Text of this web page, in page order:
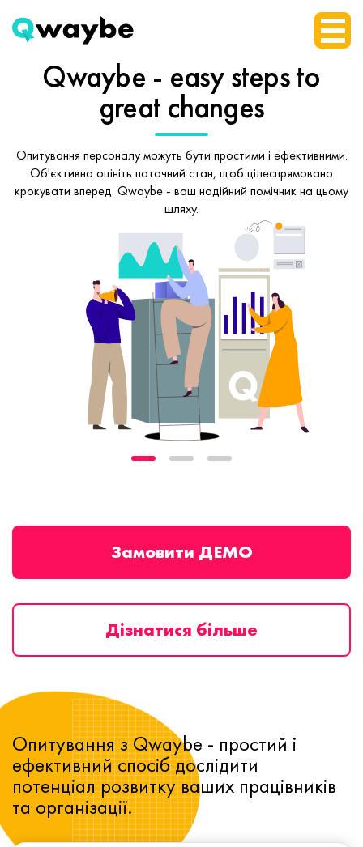
Qwaybe - easy stepsto
great changes
Опитування персоналу можуть бути простими і ефективними.
Об'єктивно оцініть поточний стан, щоб цілеспрямовано
крокувати вперед. Qwaybe - ваш надійний помічник на цьому
шляху.
Замовити ДЕМО
Дізнатися більше
Опитування з Qwaybe - простий і
ефективний спосіб дослідити
потенціал розвитку ваших працівників
та організації.